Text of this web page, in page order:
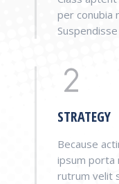
per conubia
STRATEGY
Because
ipsum porta
rutrum velit